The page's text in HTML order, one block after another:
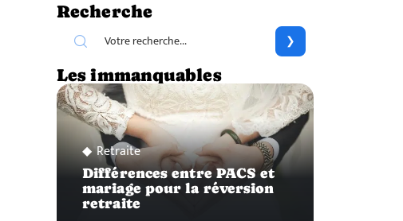
Recherche
Les immanquables
Retraite
Différences entre PACS et
mariage pour la réversion
retraite